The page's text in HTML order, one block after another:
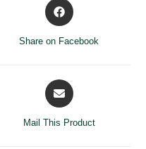
Opens
in
Share on Facebook
Opens
in
Mail This Product